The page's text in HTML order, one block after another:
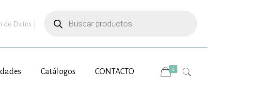
de Datos
productos
Catálogos CONTACTO 0